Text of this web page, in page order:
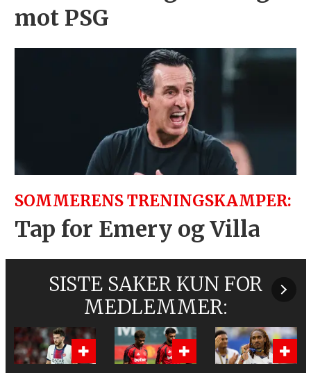
mot PSG
SOMMERENS TRENINGSKAMPER:
Tap for Emery og Villa
SISTE SAKER KUN FOR
MEDLEMMER: